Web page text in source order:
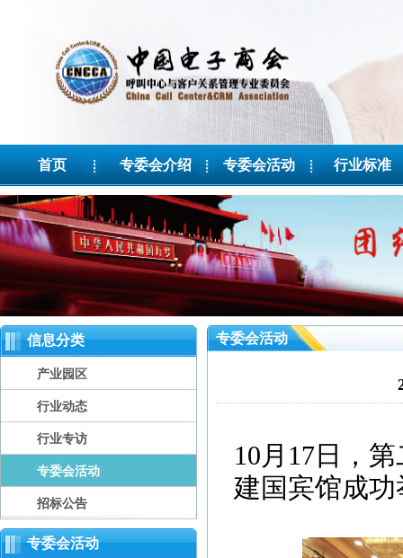
首页 专委会介绍 专委会活动 行业标准
信息分类
产业园区
行业动态
行业专访
专委会活动
招标公告
专委会活动
专委会活动
10月17日，
建国宾馆成